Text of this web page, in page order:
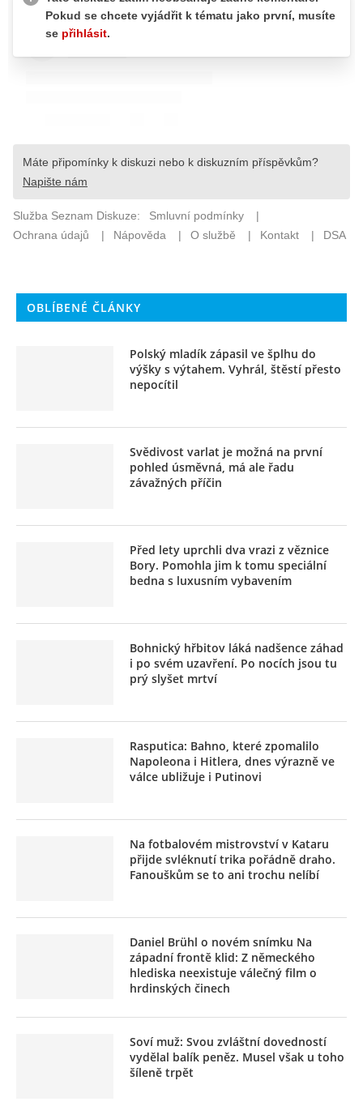
OBLÍBENÉ ČLÁNKY
Polský mladík zápasil ve šplhu do
výšky s výtahem. Vyhrál, štěstí přesto
nepocítil
Svědivost varlat je možná na první
pohled úsměvná, má ale řadu
závažných příčin
Před lety uprchli dva vrazi z věznice
Bory. Pomohla jim k tomu speciální
bedna s luxusním vybavením
Bohnický hřbitov láká nadšence záhad
i po svém uzavření. Po nocích jsou tu
prý slyšet mrtví
Rasputica: Bahno, které zpomalilo
Napoleona i Hitlera, dnes výrazně ve
válce ubližuje i Putinovi
Na fotbalovém mistrovství v Kataru
přijde svléknutí trika pořádně draho.
Fanouškům se to ani trochu nelíbí
Daniel Brühl o novém snímku Na
západní frontě klid: Z německého
hlediska neexistuje válečný film o
hrdinských činech
Soví muž: Svou zvláštní dovedností
vydělal balík peněz. Musel však u toho
šíleně trpět